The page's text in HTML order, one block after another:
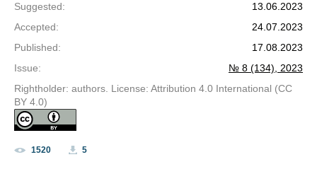
Suggested:
13.06.2023
Accepted:
24.07.2023
Published:
17.08.2023
Issue:
№ 8 (134), 2023
Rightholder: authors. License: Attribution 4.0 International (CC
BY 4.0)
1520 5